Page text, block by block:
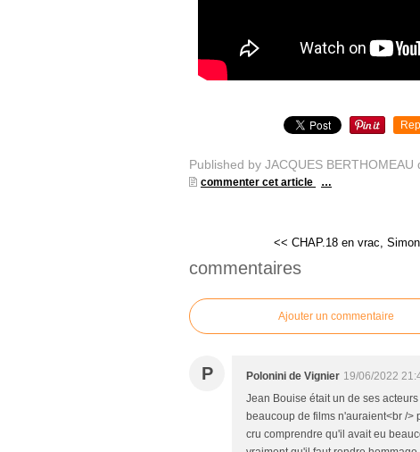
Published by JACQUES BERTHOMEAU
commenter cet article
…
<< CHAP.18 en vrac,
commentaires
Ajouter un commentaire
P Polonini de Vignier 19/06/2022
Jean Bouise était un de ses
beaucoup de films n'auraient<br />
cru comprendre qu'il avait eu